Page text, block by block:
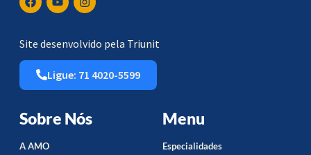
Site desenvolvido pela Triunit
Ligue: 71 4020-5599
Sobre Nós
A AMO
Menu
Especialidades